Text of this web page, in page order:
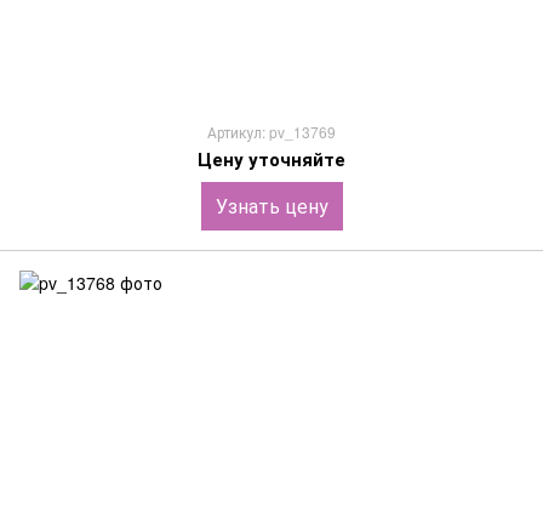
Артикул: pv_13769
Цену уточняйте
Узнать цену